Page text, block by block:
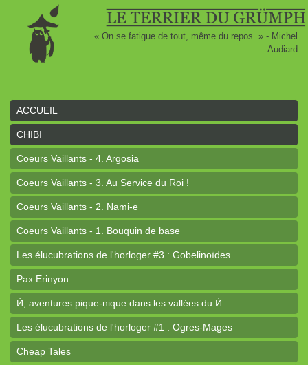
« On se fatigue de tout, même du repos. » - Michel
Audiard
ACCUEIL
CHIBI
Coeurs Vaillants - 4. Argosia
Coeurs Vaillants - 3. Au Service du Roi !
Coeurs Vaillants - 2. Nami-e
Coeurs Vaillants - 1. Bouquin de base
Les élucubrations de l'horloger #3 : Gobelinoïdes
Pax Erinyon
Ѝ, aventures pique-nique dans les vallées du Ѝ
Les élucubrations de l'horloger #1 : Ogres-Mages
Cheap Tales